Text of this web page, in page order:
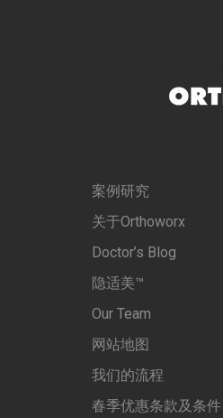
案例研究
关于Orthoworx
Doctor’s Blog
隐适美™
Our Team
网站地图
我们的流程
春季优惠条款及条件